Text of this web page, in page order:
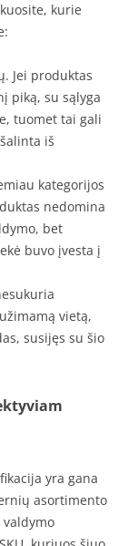
kurie
Jei produktas
piką, su sąlyga
tuomet tai gali
iš
kategorijos
nedomina
bet
buvo įvesta į
vietą,
susijęs su šio
yra gana
asortimento